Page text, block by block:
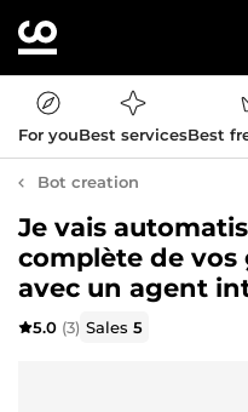
For youBest servicesBest
Bot creation
Je vais
complète de vos
avec un agent
5.0 (3) Sales5